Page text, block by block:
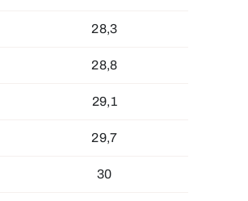
28,3
28,8
29,1
29,7
30